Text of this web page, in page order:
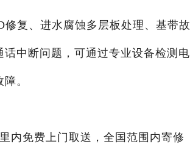
复、进水腐蚀多层板处理、基带故
中断问题，可通过专业设备检测电
。
内免费上门取送，全国范围内寄修